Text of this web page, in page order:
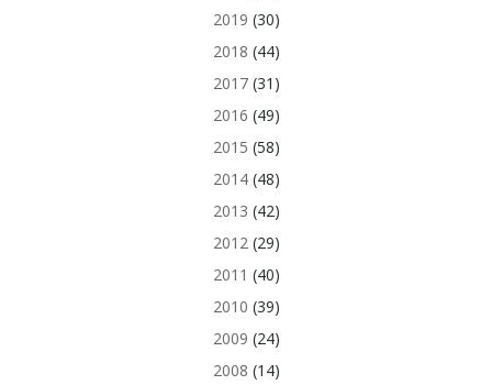
2019 (30)
2018 (44)
2017(31)
2016 (49)
2015 (58)
2014(48)
2013 (42)
2012(29)
2011 (40)
2010 (39)
2009 (24)
2008 (14)